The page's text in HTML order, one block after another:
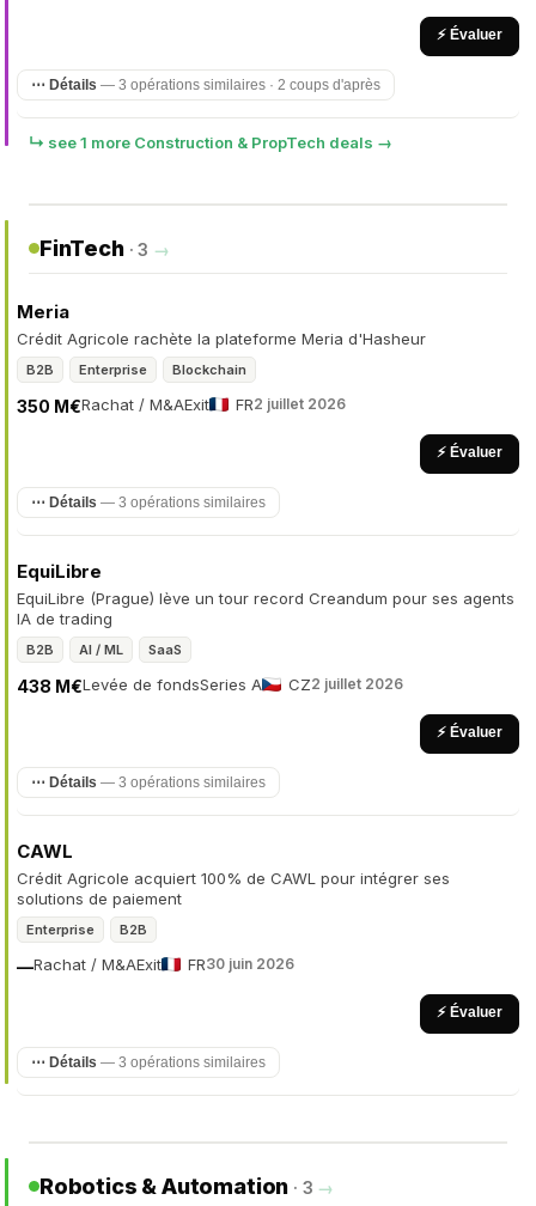
⚡ Évaluer
⋯ Détails — 3 opérations similaires · 2 coups d'après
↳ see 1 more Construction & PropTech deals →
FinTech · 3 →
Meria
Crédit Agricole rachète la plateforme Meria d'Hasheur
B2B Enterprise Blockchain
Rachat / M&A
350 M€ Exit FR2 juillet 2026
⚡ Évaluer
⋯ Détails — 3 opérations similaires
EquiLibre
EquiLibre (Prague) lève un tour record Creandum pour ses agents
IA de trading
B2B AI / ML SaaS
Levée de fonds
438 M€ Series A CZ2 juillet 2026
⚡ Évaluer
⋯ Détails — 3 opérations similaires
CAWL
Crédit Agricole acquiert 100% de CAWL pour intégrer ses
solutions de paiement
Enterprise B2B
Rachat / M&A
— Exit FR30 juin 2026
⚡ Évaluer
⋯ Détails — 3 opérations similaires
Robotics & Automation · 3 →